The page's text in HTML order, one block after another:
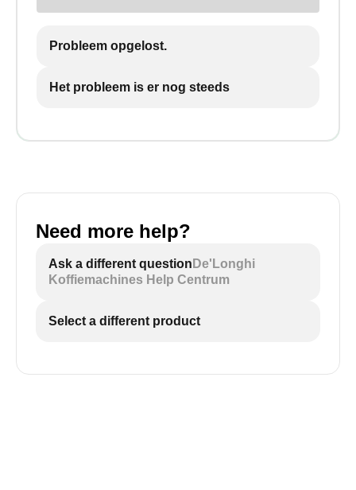
Probleem opgelost.
Het probleem is er nog steeds
Need more help?
Ask a different question De'Longhi
Koffiemachines Help Centrum
Select a different product